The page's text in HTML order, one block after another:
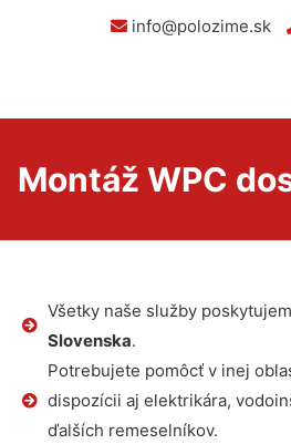
info@polozime.sk
Montáž WPC
Všetky naše služby
Slovenska.
Potrebujete pomôcť v inej
dispozícii aj elektrikára,
ďalších remeselníkov.